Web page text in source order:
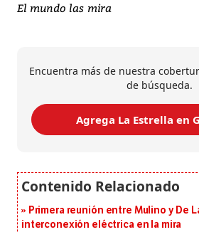
El mundo las mira
Encuentra más de nuestra
de búsqueda.
Agrega La Estrella en
Primera reunión entre Mulino y De
interconexión eléctrica en la mira